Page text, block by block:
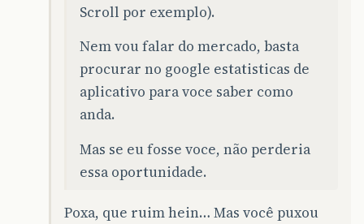
Scroll por exemplo).
Nem vou falar do mercado, basta
procurar no google estatisticas de
aplicativo para voce saber como
anda.
Mas se eu fosse voce, não perderia
essa oportunidade.
Poxa, que ruim hein… Mas você puxou